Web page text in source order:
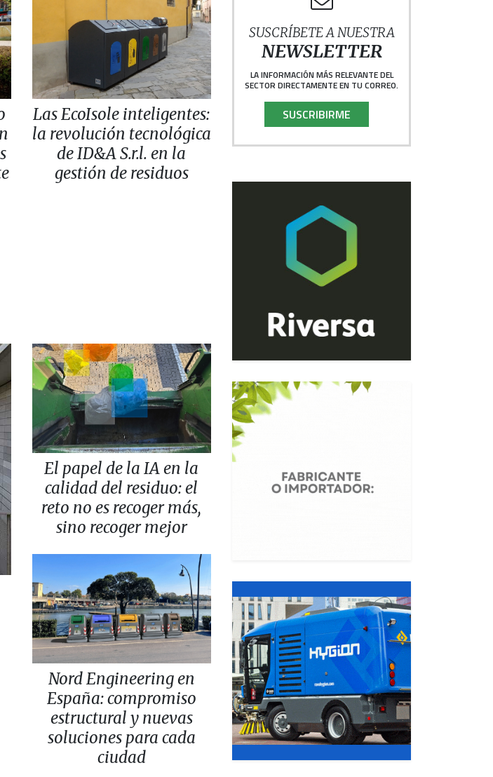
Las EcoIsole inteligentes:
la revolución tecnológica
de ID&A S.r.l. en la
gestión de residuos
El papel de la IA en la
calidad del residuo: el
reto no es recoger más,
sino recoger mejor
Nord Engineering en
España: compromiso
estructural y nuevas
soluciones para cada
ciudad
SUSCRÍBETE A NUESTRA
NEWSLETTER
LA INFORMACIÓN MÁS RELEVANTE DEL
SECTOR DIRECTAMENTE EN TU CORREO.
SUSCRIBIRME